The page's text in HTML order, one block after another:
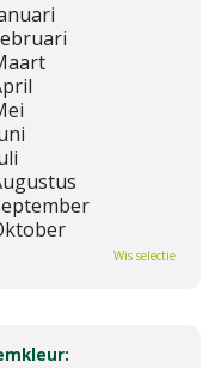
Wis selectie